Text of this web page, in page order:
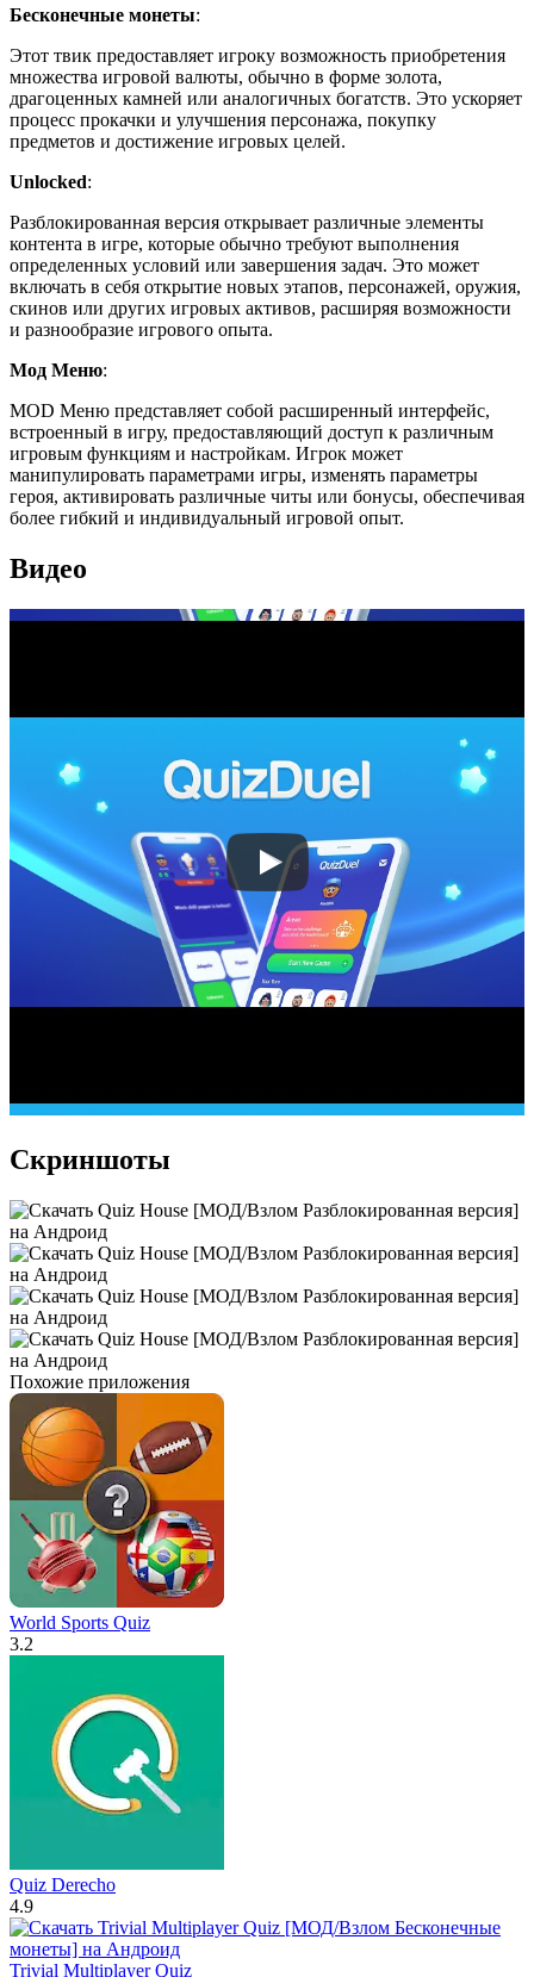
Бесконечные монеты:
Этот твик предоставляет игроку возможность приобретения
множества игровой валюты, обычно в форме золота,
драгоценных камней или аналогичных богатств. Это ускоряет
процесс прокачки и улучшения персонажа, покупку
предметов и достижение игровых целей.
Unlocked:
Разблокированная версия открывает различные элементы
контента в игре, которые обычно требуют выполнения
определенных условий или завершения задач. Это может
включать в себя открытие новых этапов, персонажей, оружия,
скинов или других игровых активов, расширяя возможности
и разнообразие игрового опыта.
Мод Меню:
MOD Меню представляет собой расширенный интерфейс,
встроенный в игру, предоставляющий доступ к различным
игровым функциям и настройкам. Игрок может
манипулировать параметрами игры, изменять параметры
героя, активировать различные читы или бонусы, обеспечивая
более гибкий и индивидуальный игровой опыт.
Видео
Скриншоты
Похожие приложения
World Sports Quiz
3.2
Quiz Derecho
4.9
Trivial Multiplayer Quiz